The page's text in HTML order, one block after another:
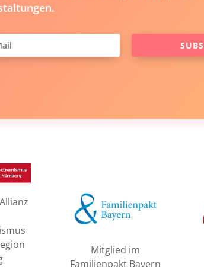
Mitglied im
Familienpakt Bayern